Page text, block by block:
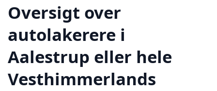
Oversigt over
autolakerere i
Aalestrup eller hele
Vesthimmerlands